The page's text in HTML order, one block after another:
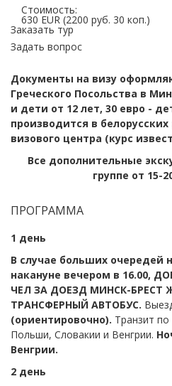
Стоимость:
630 EUR (2200 руб. 30 коп.)
Заказать тур
Задать вопрос
Документы на визу
Греческого Посольства в
и дети от 12 лет, 30 евро -
производится в белорусских
визового центра (курс
Все дополнительные
группе от 15-
ПРОГРАММА
1 день
В случае больших очередей
накануне вечером в 16.00,
ЧЕЛ ЗА ДОЕЗД МИНСК-БРЕСТ
ТРАНСФЕРНЫЙ АВТОБУС.
(ориентировочно). Транзит
Польши, Словакии и Венгрии.
Венгрии.
2 день